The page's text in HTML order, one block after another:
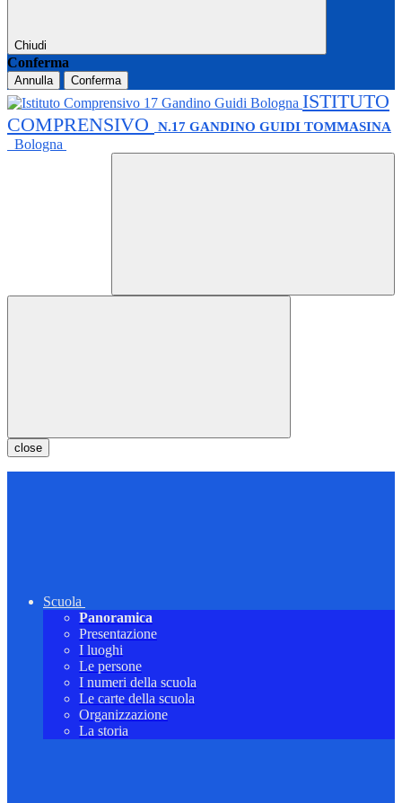
Chiudi
Conferma
Annulla Conferma
ISTITUTO
COMPRENSIVO
N.17 GANDINO GUIDI TOMMASINA
Bologna
close
Scuola
Panoramica
Presentazione
I luoghi
Le persone
I numeri della scuola
Le carte della scuola
Organizzazione
La storia